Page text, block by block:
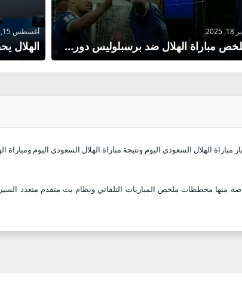
2025
ملخص مباراة الهلال ضد برسبلوليس دوري أبطال آسيا 2025
أغسطس 15, 2024
الهلال السعودي اليوم ونتيجة مباراة الهلال السعودي اليوم ومباراة
منها مخططات ملخص المباريات التلقائي ونظام بث متقدم متعدد